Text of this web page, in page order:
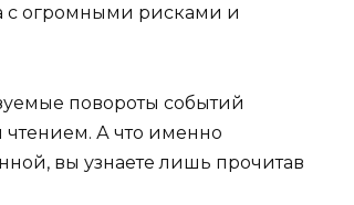
с огромными рисками и
повороты событий
чтением. А что именно
вы узнаете лишь прочитав